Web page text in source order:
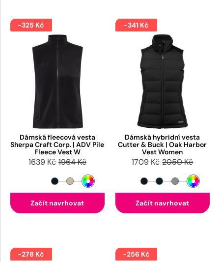
-325 Kč
Dámská fleecová vesta
Sherpa Craft Corp. | ADV Pile
Fleece Vest W
1639 Kč 1964 Kč
Začít navrhovat
-341 Kč
Dámská hybridní vesta
Cutter & Buck | Oak Harbor
Vest Women
1709 Kč 2050 Kč
Začít navrhovat
-278 Kč -256 Kč